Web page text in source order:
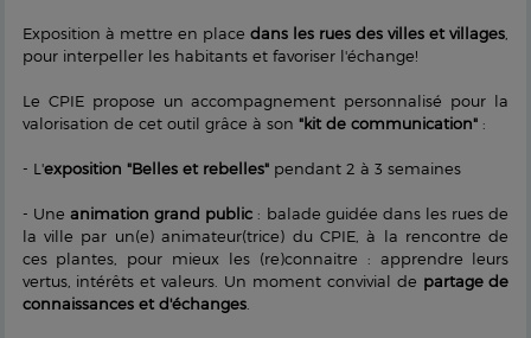
Exposition à mettre en place dans les rues des villes et villages,
pour interpeller les habitants et favoriser l'échange!
Le CPIE propose un accompagnement personnalisé pour la
valorisation de cet outil grâce à son "kit de communication":
- L'exposition "Belles et rebelles"pendant 2 à 3 semaines
- Une animation grand public : balade guidée dans les rues de
la ville par un(e) animateur(trice) du CPIE, à la rencontre de
ces plantes, pour mieux les (re)connaitre : apprendre leurs
vertus, intérêts et valeurs. Un moment convivial de partage de
connaissances et d'échanges.